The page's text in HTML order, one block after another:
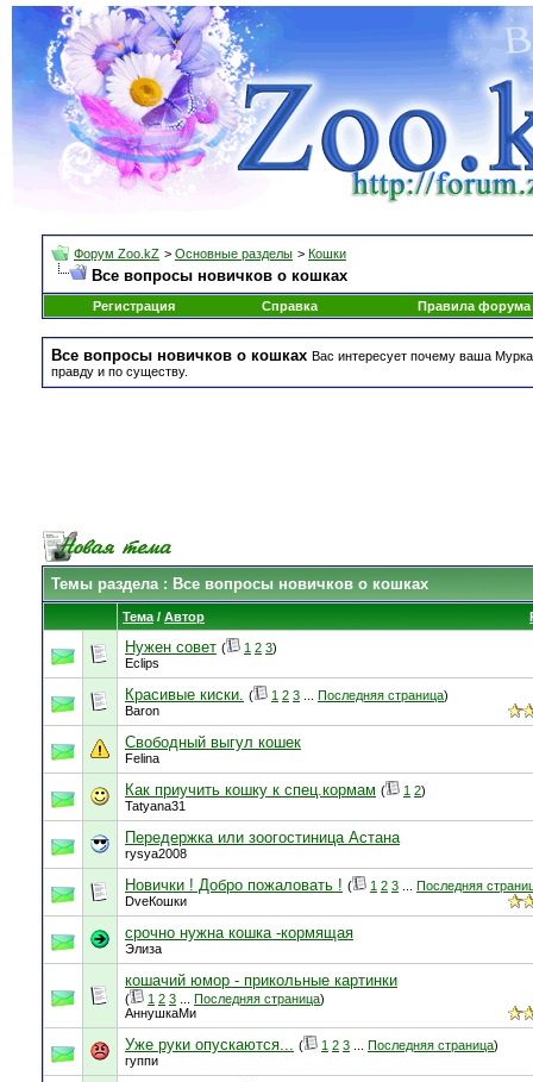
Форум Zoo.kZ > Основные разделы > Кошки
Все вопросы новичков о кошках
Регистрация Справка Правила форума
Все вопросы новичков о кошках Вас интересует почему ваша
правду и по существу.
Темы раздела: Все вопросы новичков о кошках
Тема / Автор
Нужен совет ( 1 2 3)
Eclips
Красивые киски. ( 1 2 3 Последняя страница)
Baron
Свободный выгул кошек
Felina
Как приучить кошку к спец.кормам ( 1 2)
Tatyana31
Передержка или зоогостиница Астана
rysya2008
Новички ! Добро пожаловать ! ( 1 2 3
Последняя
DveКошки
срочно нужна кошка -кормящая
Элиза
кошачий юмор - прикольные картинки
( 1 2 3 Последняя страница)
АннушкаМи
Уже руки опускаются... ( 1 2 3 Последняя страница)
гуппи